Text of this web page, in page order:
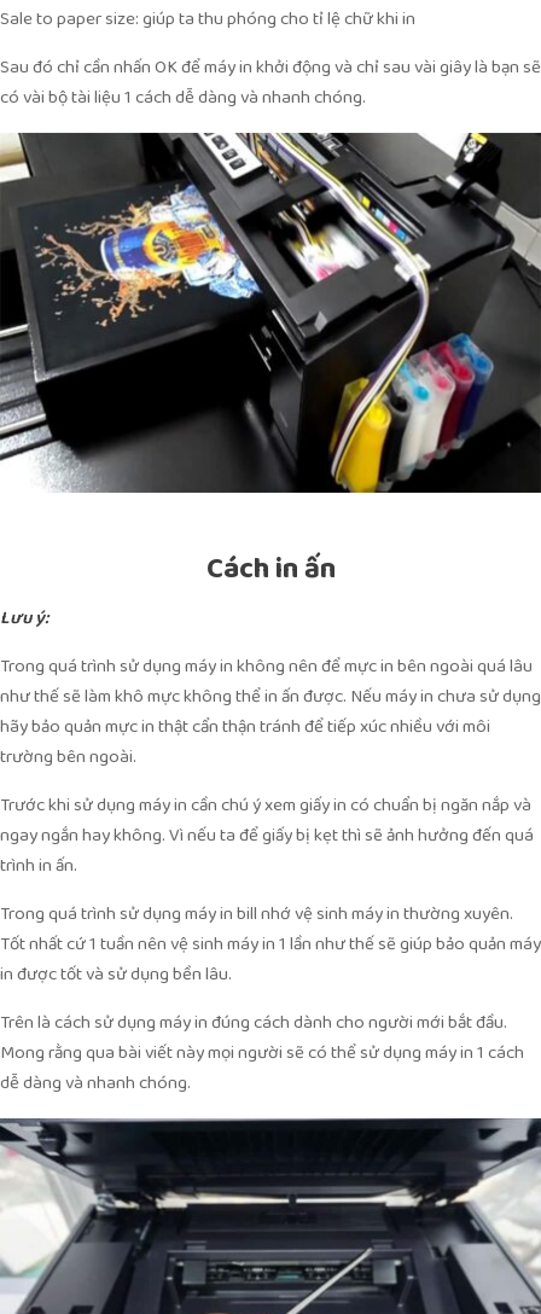
Sale to paper size: giúp ta thu phóng cho tỉ lệ chữ khi in
Sau đó chỉ cần nhấn OK để máy in khởi động và chỉ sau vài giây là bạn sẽ
có vài bộ tài liệu 1 cách dễ dàng và nhanh chóng.
Cách in ấn
Lưu ý:
Trong quá trình sử dụng máy in không nên để mực in bên ngoài quá lâu
như thế sẽ làm khô mực không thể in ấn được. Nếu máy in chưa sử dụng
hãy bảo quản mực in thật cẩn thận tránh để tiếp xúc nhiều với môi
trường bên ngoài.
Trước khi sử dụng máy in cần chú ý xem giấy in có chuẩn bị ngăn nắp và
ngay ngắn hay không. Vì nếu ta để giấy bị kẹt thì sẽ ảnh hưởng đến quá
trình in ấn.
Trong quá trình sử dụng máy in bill nhớ vệ sinh máy in thường xuyên.
Tốt nhất cứ 1 tuần nên vệ sinh máy in 1 lần như thế sẽ giúp bảo quản máy
in được tốt và sử dụng bền lâu.
Trên là cách sử dụng máy in đúng cách dành cho người mới bắt đầu.
Mong rằng qua bài viết này mọi người sẽ có thể sử dụng máy in 1 cách
dễ dàng và nhanh chóng.